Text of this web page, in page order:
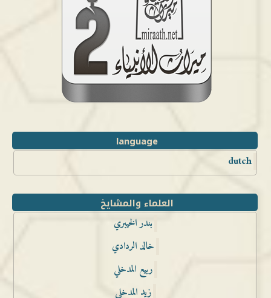
language
dutch
العلماء والمشايخ
بندر الخيبري
خالد الردادي
ربيع المدخلي
زيد المدخلي